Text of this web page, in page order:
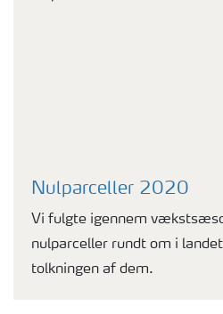
Nulparceller 2020
Vi fulgte igennem
nulparceller rundt om i
tolkningen af dem.